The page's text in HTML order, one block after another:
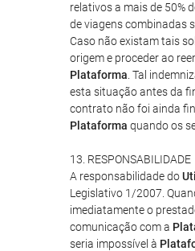
relativos a mais de 50%
de viagens combinadas
Caso não existam tais
origem e proceder ao
Plataforma . Tal
esta situação antes da
contrato não foi ainda
Plataforma quando os
13. RESPONSABILIDADE
A responsabilidade do
Legislativo 1/2007.
imediatamente o
comunicação com a
seria impossível à